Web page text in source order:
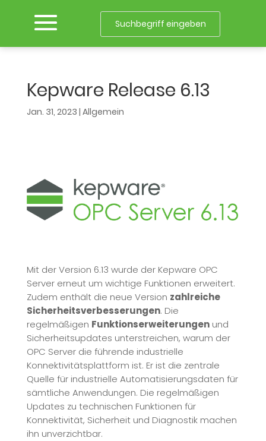
Kepware Release 6.13
Jan. 31, 2023 | Allgemein
Mit der Version 6.13 wurde der Kepware OPC
Server erneut um wichtige Funktionen erweitert.
Zudem enthält die neue Version zahlreiche
Sicherheitsverbesserungen. Die
regelmäßigen Funktionserweiterungenund
Sicherheitsupdates unterstreichen, warum der
OPC Server die führende industrielle
Konnektivitätsplattform ist. Er ist die zentrale
Quelle für industrielle Automatisierungsdaten für
sämtliche Anwendungen. Die regelmäßigen
Updates zu technischen Funktionen für
Konnektivität, Sicherheit und Diagnostik machen
ihn unverzichtbar.